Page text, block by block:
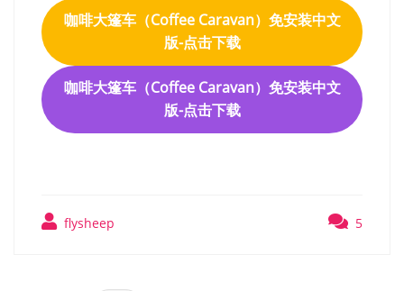
咖啡大篷车（Coffee Caravan）免安装中文
版-点击下载
咖啡大篷车（Coffee Caravan）免安装中文
版-点击下载
flysheep 5